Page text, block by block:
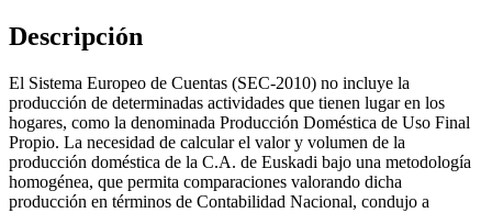
Descripción
El Sistema Europeo de Cuentas (SEC-2010) no incluye la
producción de determinadas actividades que tienen lugar en los
hogares, como la denominada Producción Doméstica de Uso Final
Propio. La necesidad de calcular el valor y volumen de la
producción doméstica de la C.A. de Euskadi bajo una metodología
homogénea, que permita comparaciones valorando dicha
producción en términos de Contabilidad Nacional, condujo a